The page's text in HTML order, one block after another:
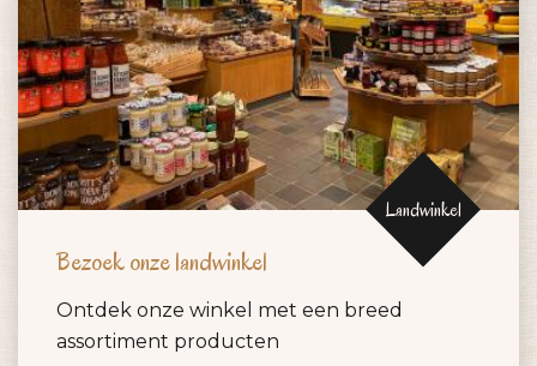
Landwinkel
Bezoek onze landwinkel
Ontdek onze winkel met een breed
assortiment producten